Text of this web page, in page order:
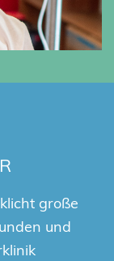
große
und